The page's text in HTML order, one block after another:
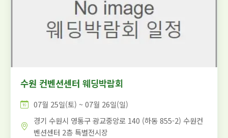
수원 컨벤션센터 웨딩박람회
07월 25일(토) ~ 07월 26일(일)
경기 수원시 영통구 광교중앙로 140 (하동 855-2) 수원컨
벤션센터 2층 특별전시장